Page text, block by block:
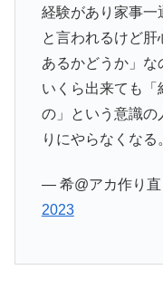
経験があり家事一
と言われるけど
あるかどうか」な
いくら出来ても「
の」という意識の
りにやらなくなる
— 希@アカ作り
2023